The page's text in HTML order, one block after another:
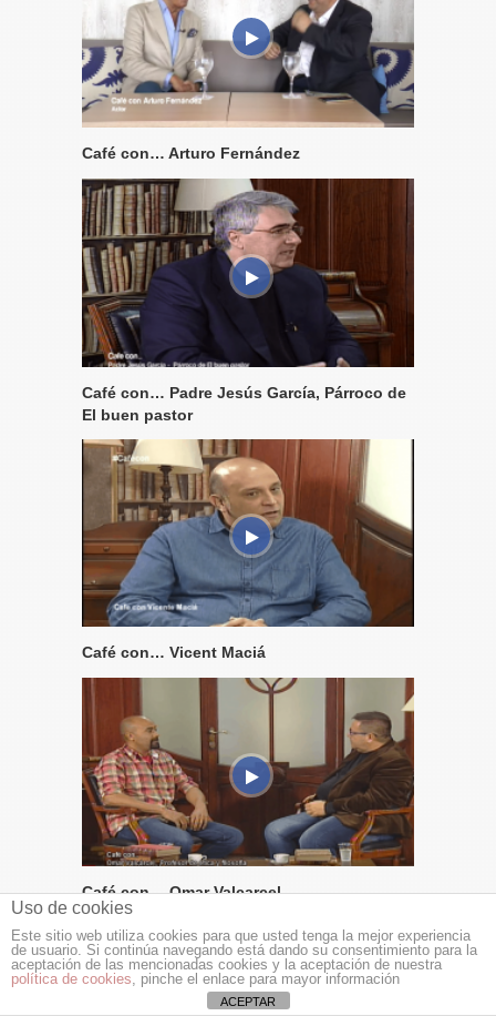
Café con… Arturo Fernández
Café con… Padre Jesús García, Párroco de
El buen pastor
Café con… Vicent Maciá
Café con… Omar Valcarcel
Uso de cookies
Este sitio web utiliza cookies para que usted tenga la mejor experiencia
de usuario. Si continúa navegando está dando su consentimiento para la
aceptación de las mencionadas cookies y la aceptación de nuestra
política de cookies, pinche el enlace para mayor información
ACEPTAR